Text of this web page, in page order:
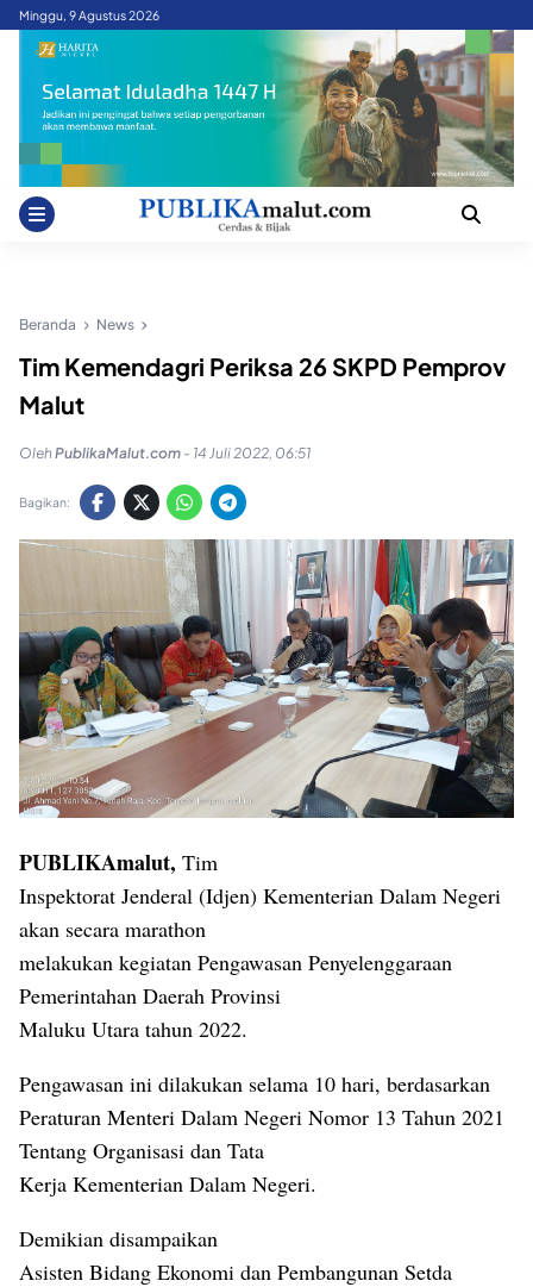
SkipMinggu, 9 Agustus 2026
Beranda News
Tim Kemendagri Periksa 26 SKPD Pemprov
Malut
OlehPublikaMalut.com - 14 Juli 2022, 06:51
Bagikan:
PUBLIKAmalut, Tim
Inspektorat Jenderal (Idjen) Kementerian Dalam Negeri
akan secara marathon
melakukan kegiatan Pengawasan Penyelenggaraan
Pemerintahan Daerah Provinsi
Maluku Utara tahun 2022.
Pengawasan ini dilakukan selama 10 hari, berdasarkan
Peraturan Menteri Dalam Negeri Nomor 13 Tahun 2021
Tentang Organisasi dan Tata
Kerja Kementerian Dalam Negeri.
Demikian disampaikan
Asisten Bidang Ekonomi dan Pembangunan Setda